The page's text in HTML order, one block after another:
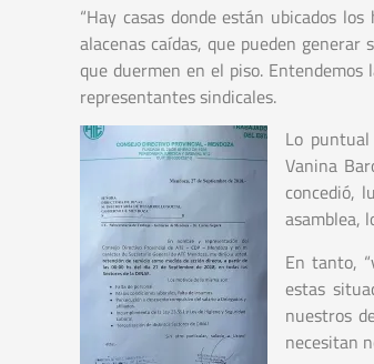
“Hay casas donde están ubicados
alacenas caídas, que pueden
que duermen en el piso.
representantes sindicales.
Lo
Vanina
concedió,
asamblea,
En tanto,
estas
nuestros
necesitan